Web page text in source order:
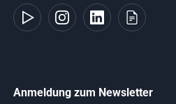
Anmeldung zum Newsletter